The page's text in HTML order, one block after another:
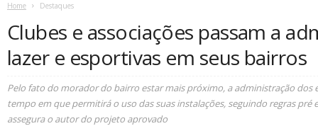
Home Destaques
Clubes e associações passam a
lazer e esportivas em seus bairros
Pelo fato do morador do bairro estar mais próximo, a administração dos
tempo em que permitirá o uso das suas instalações, seguindo regras pré
assegura o autor do projeto aprovado